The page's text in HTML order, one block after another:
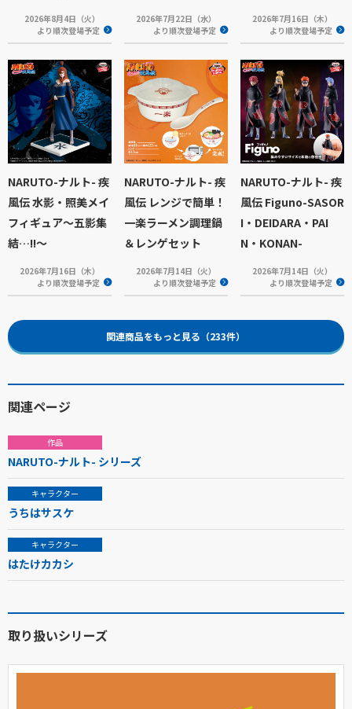
2026年8月4日（火）
より順次登場予定
2026年7月22日（水）
より順次登場予定
2026年7月16日（木）
より順次登場予定
NARUTO-ナルト- 疾
風伝 水影・照美メイ
フィギュア～五影集
結…!!～
2026年7月16日（木）
より順次登場予定
NARUTO-ナルト- 疾
風伝 レンジで簡単！
一楽ラーメン調理鍋
＆レンゲセット
2026年7月14日（火）
より順次登場予定
NARUTO-ナルト- 疾
風伝 Figuno-SASOR
I・DEIDARA・PAI
N・KONAN-
2026年7月14日（火）
より順次登場予定
関連商品をもっと見る（233件）
関連ページ
作品
NARUTO-ナルト- シリーズ
キャラクター
うちはサスケ
キャラクター
はたけカカシ
取り扱いシリーズ